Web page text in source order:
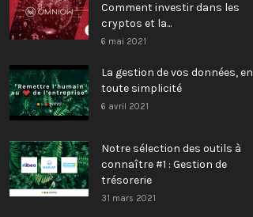
Comment investir dans les
cryptos et la...
6 mai 2021
La gestion de vos données, en
toute simplicité
6 avril 2021
Notre sélection des outils à
connaître #1 : Gestion de
trésorerie
31 mars 2021